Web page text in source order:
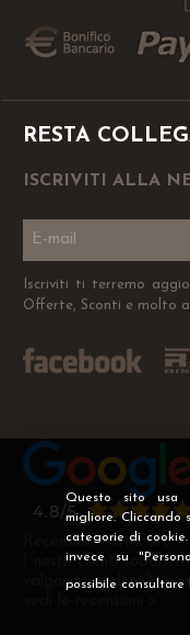
Questo sito usa
migliore.
categorie di
invece su
possibile consultare
RESTA
ISCRIVITI ALLA
Iscriviti ti terremo
Offerte, Sconti e molto
Recensioni Verificate
I nostri clienti
valgono più di mille